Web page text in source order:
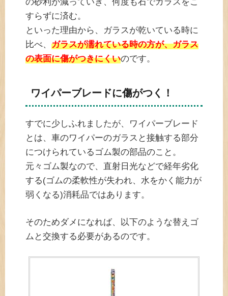
すらずに済む。
といった理由から、ガラスが乾いている時に
比べ、 ガラスが濡れている時の方が、ガラス
の表面に傷がつきにくいのです。
ワイパーブレードに傷がつく！
すでに少しふれましたが、ワイパーブレード
とは、車のワイパーのガラスと接触する部分
につけられているゴム製の部品のこと。
元々ゴム製なので、直射日光などで経年劣化
する(ゴムの柔軟性が失われ、水をかく能力が
弱くなる)消耗品ではあります。
そのためダメになれば、以下のような替えゴ
ムと交換する必要があるのです。